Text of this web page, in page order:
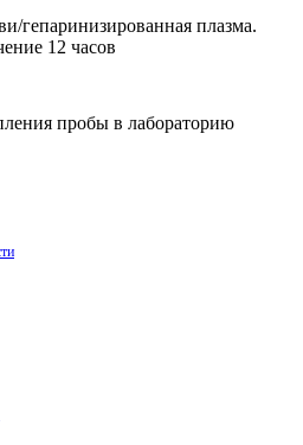
гепаринизированная плазма.
12 часов
пробы в лабораторию